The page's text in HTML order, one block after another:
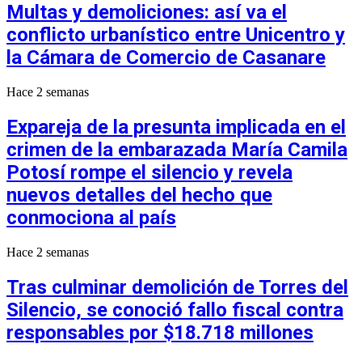
Multas y demoliciones: así va el
conflicto urbanístico entre Unicentro y
la Cámara de Comercio de Casanare
Hace 2 semanas
Expareja de la presunta implicada en el
crimen de la embarazada María Camila
Potosí rompe el silencio y revela
nuevos detalles del hecho que
conmociona al país
Hace 2 semanas
Tras culminar demolición de Torres del
Silencio, se conoció fallo fiscal contra
responsables por $18.718 millones